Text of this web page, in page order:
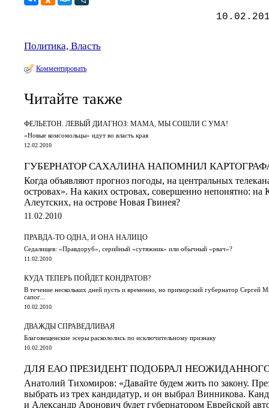
Политика, Власть
Комментировать
Читайте также
ФЕЛЬЕТОН. ЛЕВЫЙ ДИАГНОЗ: МАМА, МЫ СОШЛИ С УМА!
«Новые комсомольцы» идут во власть края
12.02.2010
ГУБЕРНАТОР САХАЛИНА НАПОМНИЛ
Когда объявляют прогноз погоды, на центральных
островах». На каких островах, совершенно непонятно: на
Алеутских, на острове Новая Гвинея?
11.02.2010
ПРАВДА-ТО ОДНА, И ОНА НАЛИЦО
Седалищев: «Правдоруб», серийный «сутяжник» или обычный «рвач»?
11.02.2010
КУДА ТЕПЕРЬ ПОЙДЕТ КОНДРАТОВ?
В течение нескольких дней пусть и временно, но приморский губернатор Сергей
сапог...
10.02.2010
ДВАЖДЫ СПРАВЕДЛИВАЯ
Благовещенские эсеры раскололись по исключительному признаку
10.02.2010
ДЛЯ ЕАО ПРЕЗИДЕНТ ПОДОБРАЛ
Анатолий Тихомиров: «Давайте будем жить по закону.
выбрать из трех кандидатур, и он выбрал Винникова.
и Александр Аронович будет губернатором Еврейской